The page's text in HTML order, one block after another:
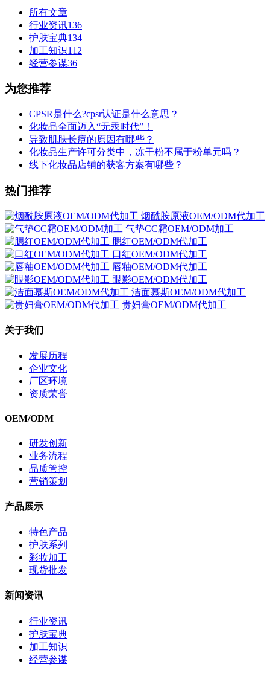
所有文章
行业资讯136
护肤宝典134
加工知识112
经营参谋36
为您推荐
CPSR是什么?cpsr认证是什么意思？
化妆品全面迈入“无汞时代”！
导致肌肤长痘的原因有哪些？
化妆品生产许可分类中，冻干粉不属于粉单元吗？
线下化妆品店铺的获客方案有哪些？
热门推荐
烟酰胺原液OEM/ODM代加工
气垫CC霜OEM/ODM加工
腮红OEM/ODM代加工
口红OEM/ODM代加工
唇釉OEM/ODM代加工
眼影OEM/ODM代加工
洁面慕斯OEM/ODM代加工
贵妇膏OEM/ODM代加工
关于我们
发展历程
企业文化
厂区环境
资质荣誉
OEM/ODM
研发创新
业务流程
品质管控
营销策划
产品展示
特色产品
护肤系列
彩妆加工
现货批发
新闻资讯
行业资讯
护肤宝典
加工知识
经营参谋